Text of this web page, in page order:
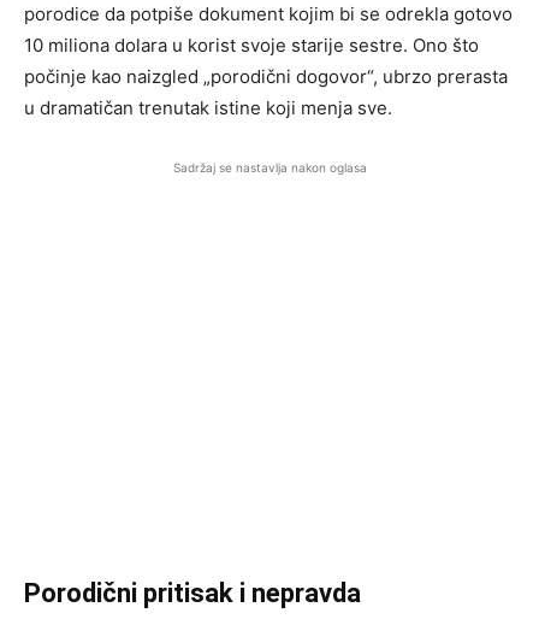
porodice da potpiše dokument kojim bi se odrekla gotovo
10 miliona dolara u korist svoje starije sestre. Ono što
počinje kao naizgled „porodični dogovor“, ubrzo prerasta
u dramatičan trenutak istine koji menja sve.
Sadržaj se nastavlja nakon oglasa
Porodični pritisak i nepravda